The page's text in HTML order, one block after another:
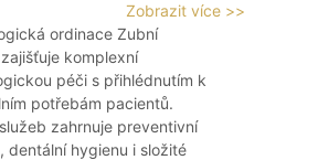
Zobrazit více >>
ordinace Zubní
komplexní
péči s přihlédnutím k
potřebám pacientů.
zahrnuje preventivní
dentální hygienu i složité